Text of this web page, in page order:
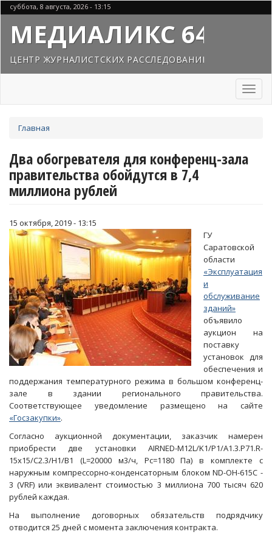
Перейти
к
основному
содержанию
суббота, 8 августа, 2026 - 13:15
МЕДИАЛИКС 64
ЦЕНТР ЖУРНАЛИСТСКИХ РАССЛЕДОВАНИЙ
Toggle
здесь
Главная
Два обогревателя для конференц-зала
правительства обойдутся в 7,4
миллиона рублей
15 октября, 2019 - 13:15
ГУ
Саратовской
области
«Эксплуатация
и
обслуживание
зданий»
объявило
аукцион на
поставку
установок для
обеспечения и
поддержания температурного режима в большом конференц-
зале в здании регионального правительства.
Соответствующее уведомление размещено на сайте
«Госзакупки».
Согласно аукционной документации, заказчик намерен
приобрести две установки AIRNED-M12L/K1/P1/A1.3.P71.R-
15x15/C2.3/H1/B1 (L=20000 м3/ч, Pc=1180 Па) в комплекте с
наружным компрессорно-конденсаторным блоком ND-OH-615С -
3 (VRF) или эквивалент стоимостью 3 миллиона 700 тысяч 620
рублей каждая.
На выполнение договорных обязательств подрядчику
отводится 25 дней с момента заключения контракта.